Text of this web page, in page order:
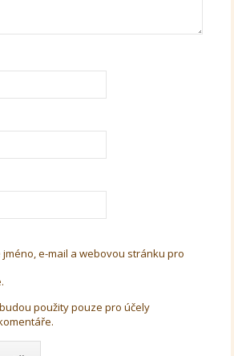
jméno, e-mail a webovou stránku pro
použity pouze pro účely